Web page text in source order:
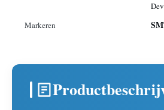
Markeren